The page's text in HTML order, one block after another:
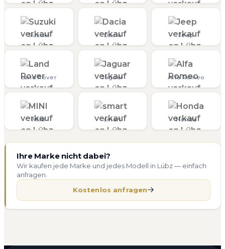
Suzuki Dacia Jeep
Land Rover Jaguar Alfa Romeo
MINI smart Honda
Ihre Marke nicht dabei?
Wir kaufen jede Marke und jedes Modell in Lübz — einfach
anfragen.
Kostenlos anfragen